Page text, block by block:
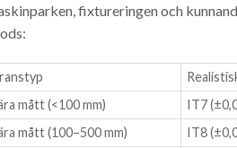
fixtureringen och
mått (<100 mm)
IT7
mått (100–500 mm)
IT8